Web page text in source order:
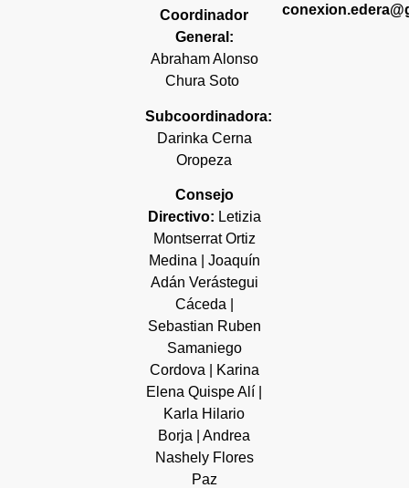
Coordinador
General:
Abraham Alonso
Chura Soto
Subcoordinadora:
Darinka Cerna
Oropeza
Consejo
Directivo: Letizia
Montserrat Ortiz
Medina | Joaquín
Adán Verástegui
Cáceda |
Sebastian Ruben
Samaniego
Cordova | Karina
Elena Quispe Alí |
Karla Hilario
Borja | Andrea
Nashely Flores
Paz